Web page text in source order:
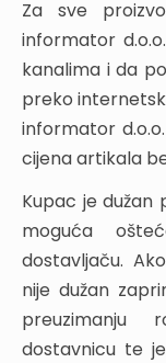
Za sve
informator
kanalima i da
preko
informator
cijena artikala
Kupac je dužan
moguća
dostavljaču.
nije dužan
preuzimanju
dostavnicu te